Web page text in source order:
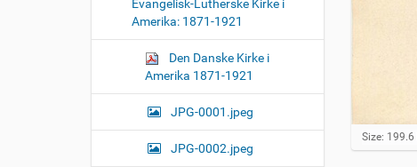
C
l
Size: 199.6
Evangelisk-Lutherske Kirke i
Amerika: 1871-1921
Den Danske Kirke i
Amerika 1871-1921
JPG-0001.jpeg
JPG-0002.jpeg